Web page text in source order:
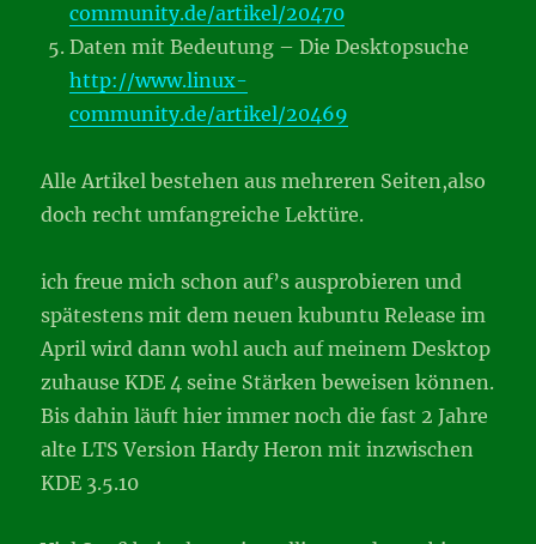
community.de/artikel/20470
Daten mit Bedeutung – Die Desktopsuche
http://www.linux-
community.de/artikel/20469
Alle Artikel bestehen aus mehreren Seiten,also
doch recht umfangreiche Lektüre.
ich freue mich schon auf’s ausprobieren und
spätestens mit dem neuen kubuntu Release im
April wird dann wohl auch auf meinem Desktop
zuhause KDE 4 seine Stärken beweisen können.
Bis dahin läuft hier immer noch die fast 2 Jahre
alte LTS Version Hardy Heron mit inzwischen
KDE 3.5.10